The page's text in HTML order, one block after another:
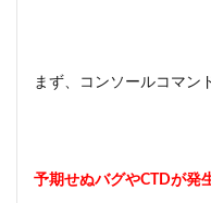
まず、コンソールコマン
予期せぬバグやCTDが発